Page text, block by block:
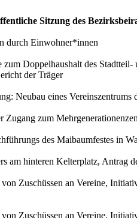
Sitzung des
durch Einwohner*innen
zum Doppelhaushalt des
der Träger
Neubau eines
Zugang zum
des Maibaumfestes in
am hinteren Kelterplatz, Antrag
Zuschüssen an Vereine,
Zuschüssen an Vereine,